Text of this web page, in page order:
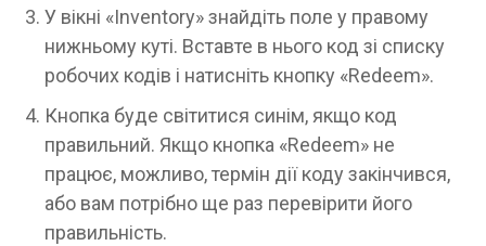
У вікні «Inventory» знайдіть поле у правому
нижньому куті. Вставте в нього код зі списку
робочих кодів і натисніть кнопку «Redeem».
Кнопка буде світитися синім, якщо код
правильний. Якщо кнопка «Redeem» не
працює, можливо, термін дії коду закінчився,
або вам потрібно ще раз перевірити його
правильність.